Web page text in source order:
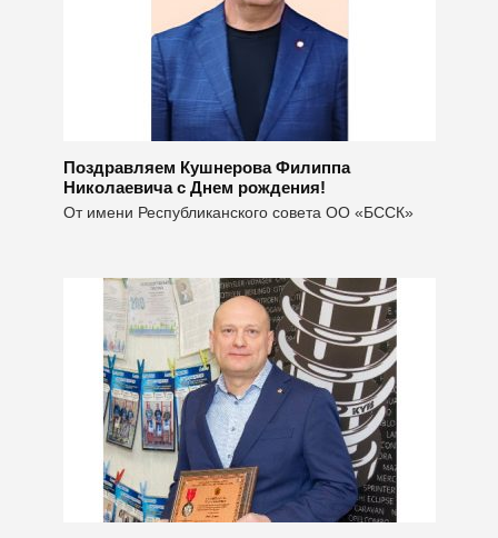
Поздравляем Кушнерова Филиппа
Николаевича с Днем рождения!
От имени Республиканского совета ОО «БССК»